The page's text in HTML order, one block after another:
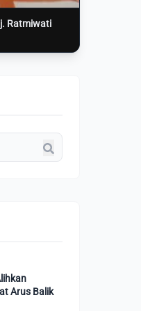
Ratmiwati
Arus Balik